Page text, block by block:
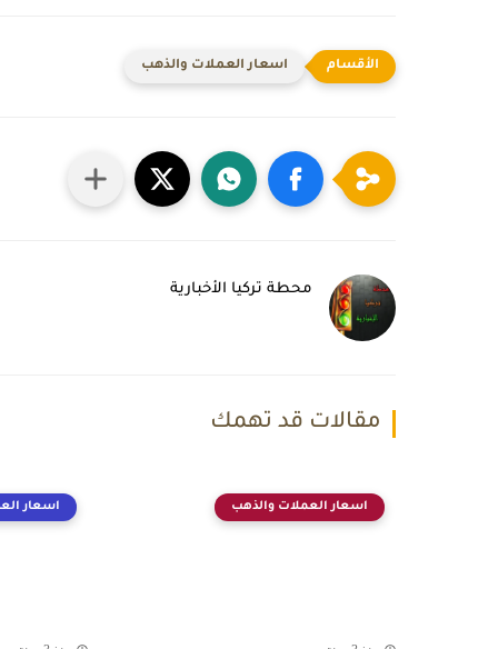
اسعار العملات والذهب
محطة تركيا الأخبارية
مقالات قد تهمك
اسعار العملات والذهب اسعار